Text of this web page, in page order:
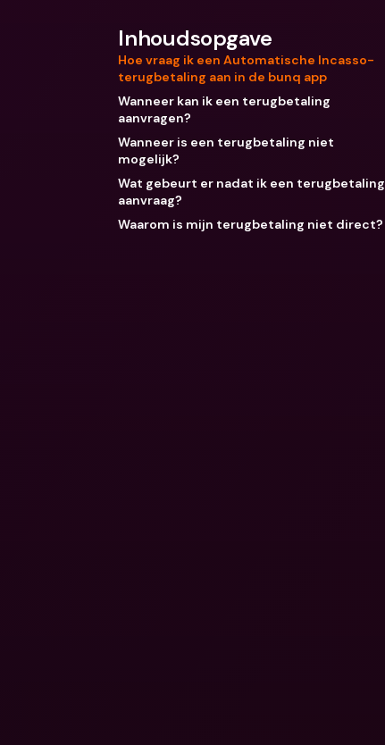
Inhoudsopgave
Hoe vraag ik een Automatische Incasso-
terugbetaling aan in de bunq app
Wanneer kan ik een terugbetaling
aanvragen?
Wanneer is een terugbetaling niet
mogelijk?
Wat gebeurt er nadat ik een terugbetaling
aanvraag?
Waarom is mijn terugbetaling niet direct?